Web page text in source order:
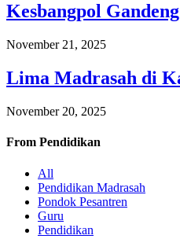
Kesbangpol
November 21, 2025
Lima Madrasah di
November 20, 2025
From Pendidikan
All
Pendidikan Madrasah
Pondok Pesantren
Guru
Pendidikan